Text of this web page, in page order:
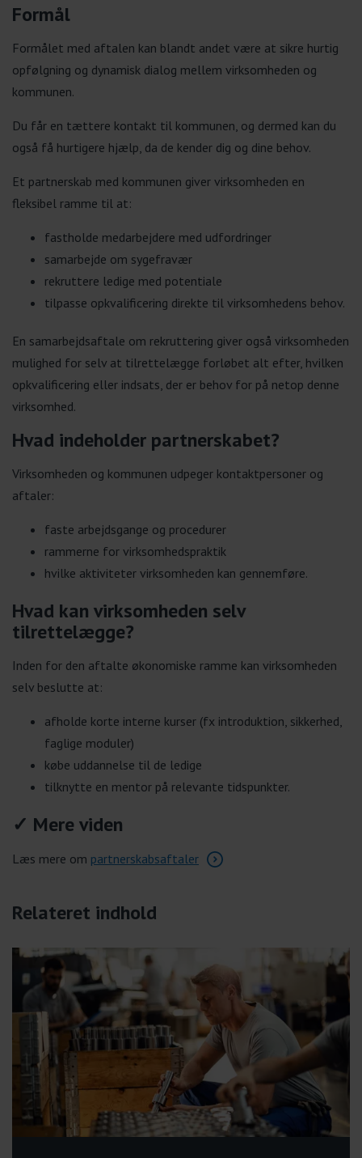
Formål
Formålet med aftalen kan blandt andet være at sikre hurtig
opfølgning og dynamisk dialog mellem virksomheden og
kommunen.
Du får en tættere kontakt til kommunen, og dermed kan du
også få hurtigere hjælp, da de kender dig og dine behov.
Et partnerskab med kommunen giver virksomheden en
fleksibel ramme til at:
fastholde medarbejdere med udfordringer
samarbejde om sygefravær
rekruttere ledige med potentiale
tilpasse opkvalificering direkte til virksomhedens behov.
En samarbejdsaftale om rekruttering giver også virksomheden
mulighed for selv at tilrettelægge forløbet alt efter, hvilken
opkvalificering eller indsats, der er behov for på netop denne
virksomhed.
Hvad indeholder partnerskabet?
Virksomheden og kommunen udpeger kontaktpersoner og
aftaler:
faste arbejdsgange og procedurer
rammerne for virksomhedspraktik
hvilke aktiviteter virksomheden kan gennemføre.
Hvad kan virksomheden selv
tilrettelægge?
Inden for den aftalte økonomiske ramme kan virksomheden
selv beslutte at:
afholde korte interne kurser (fx introduktion, sikkerhed,
faglige moduler)
købe uddannelse til de ledige
tilknytte en mentor på relevante tidspunkter.
✓ Mere viden
Læs mere om partnerskabsaftaler
Relateret indhold